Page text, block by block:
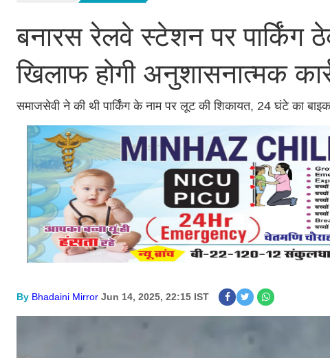
बनारस रेलवे स्टेशन पर पार्किंग
खिलाफ होगी अनुशासनात्मक
समाजसेवी ने की थी पार्किंग के नाम पर लूट की शिकायत, 24 घंटे का
By Bhadaini Mirror Jun 14, 2025, 22:15 IST